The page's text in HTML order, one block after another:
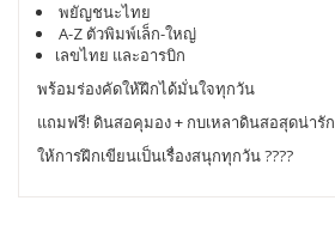
พยัญชนะไทย
A-Z ตัวพิมพ์เล็ก-ใหญ่
เลขไทย และอารบิก
พร้อมร่องคัดให้ฝึกได้มั่นใจทุกวัน
แถมฟรี! ดินสอคุมอง + กบเหลาดินสอสุดน่ารัก
ให้การฝึกเขียนเป็นเรื่องสนุกทุกวัน ????